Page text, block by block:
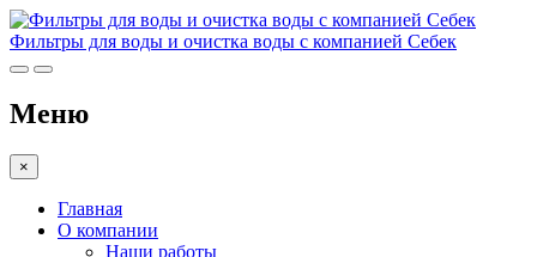
Фильтры для воды и очистка воды с компанией Себек
Меню
×
Главная
О компании
Наши работы